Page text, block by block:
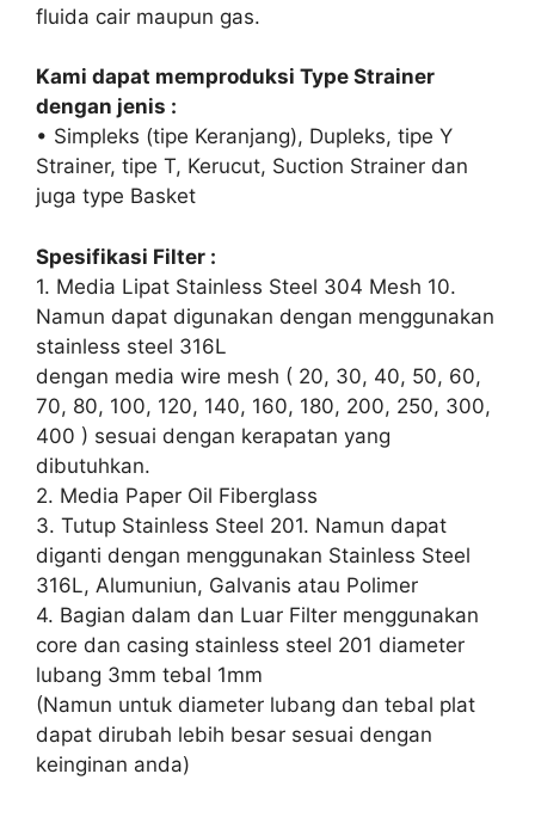
fluida cair maupun gas.
Kami dapat memproduksi Type Strainer
dengan jenis :
• Simpleks (tipe Keranjang), Dupleks, tipe Y
Strainer, tipe T, Kerucut, Suction Strainer dan
juga type Basket
Spesifikasi Filter :
1. Media Lipat Stainless Steel 304 Mesh 10.
Namun dapat digunakan dengan menggunakan
stainless steel 316L
dengan media wire mesh ( 20, 30, 40, 50, 60,
70, 80, 100, 120, 140, 160, 180, 200, 250, 300,
400 ) sesuai dengan kerapatan yang
dibutuhkan.
2. Media Paper Oil Fiberglass
3. Tutup Stainless Steel 201. Namun dapat
diganti dengan menggunakan Stainless Steel
316L, Alumuniun, Galvanis atau Polimer
4. Bagian dalam dan Luar Filter menggunakan
core dan casing stainless steel 201 diameter
lubang 3mm tebal 1mm
(Namun untuk diameter lubang dan tebal plat
dapat dirubah lebih besar sesuai dengan
keinginan anda)